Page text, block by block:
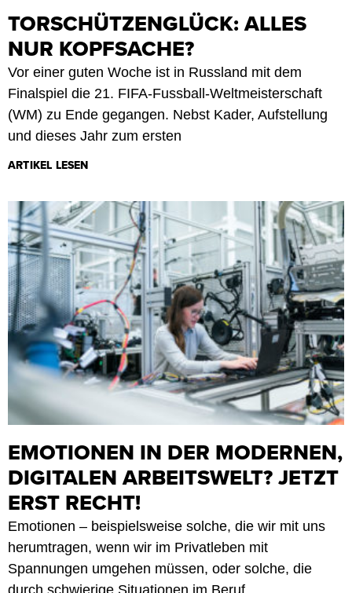
TORSCHÜTZENGLÜCK: ALLES
NUR KOPFSACHE?
Vor einer guten Woche ist in Russland mit dem
Finalspiel die 21. FIFA-Fussball-Weltmeisterschaft
(WM) zu Ende gegangen. Nebst Kader, Aufstellung
und dieses Jahr zum ersten
ARTIKEL LESEN
EMOTIONEN IN DER MODERNEN,
DIGITALEN ARBEITSWELT? JETZT
ERST RECHT!
Emotionen – beispielsweise solche, die wir mit uns
herumtragen, wenn wir im Privatleben mit
Spannungen umgehen müssen, oder solche, die
durch schwierige Situationen im Beruf